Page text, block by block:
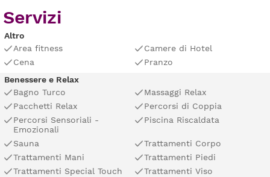
Servizi
Altro
Area fitness
Camere di Hotel
Cena
Pranzo
Benessere e Relax
Bagno Turco
Massaggi Relax
Pacchetti Relax
Percorsi di Coppia
Percorsi Sensoriali -
Emozionali
Piscina Riscaldata
Sauna
Trattamenti Corpo
Trattamenti Mani
Trattamenti Piedi
Trattamenti Special Touch
Trattamenti Viso